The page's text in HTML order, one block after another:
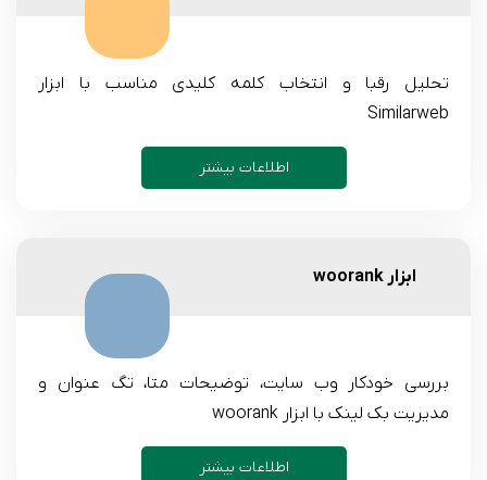
تحلیل رقبا و انتخاب کلمه کلیدی مناسب با ابزار
Similarweb
اطلاعات بیشتر
ابزار woorank
بررسی خودکار وب سایت، توضیحات متا، تگ عنوان و
مدیریت بک لینک با ابزار woorank
اطلاعات بیشتر